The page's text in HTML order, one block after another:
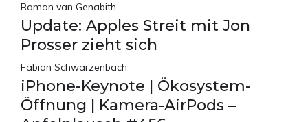
Roman van Genabith
Update: Apples Streit mit Jon
Prosser zieht sich
Fabian Schwarzenbach
iPhone-Keynote | Ökosystem-
Öffnung | Kamera-AirPods –